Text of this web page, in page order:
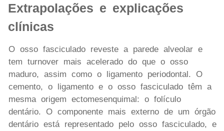
Extrapolações e explicações
clínicas
O osso fasciculado reveste a parede alveolar e
tem turnover mais acelerado do que o osso
maduro, assim como o ligamento periodontal. O
cemento, o ligamento e o osso fasciculado têm a
mesma origem ectomesenquimal: o folículo
dentário. O componente mais externo de um órgão
dentário está representado pelo osso fasciculado, e